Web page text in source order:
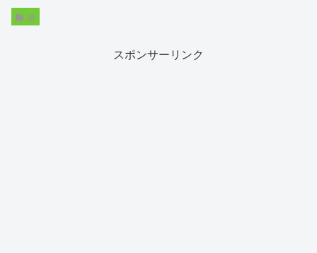
娘
スポンサーリンク